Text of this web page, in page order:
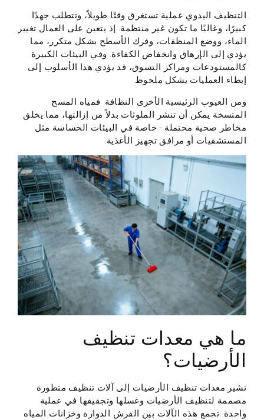
التنظيف اليدوي عملية تستغرق وقتًا طويلاً، وتتطلب جهدًا
كبيرًا، وغالبًا ما تكون غير منتظمة. إذ يتعين على العمال تغيير
الماء، ووضع المنظفات، وفرك الأسطح بشكل متكرر، مما
يؤدي إلى الإرهاق وانخفاض الكفاءة. وفي البيئات الكبيرة
كالمستودعات ومراكز التسوق، قد يؤدي هذا الأسلوب إلى
إبطاء العمليات بشكل ملحوظ.
ومن العيوب الرئيسية الأخرى النظافة. فمياه المسح
المتسخة يمكن أن تنشر الملوثات بدلاً من إزالتها، مما يخلق
مخاطر صحية محتملة - خاصة في البيئات الحساسة مثل
المستشفيات أو مرافق تجهيز الأغذية.
ما هي معدات تنظيف
الأرضيات؟
تشير معدات تنظيف الأرضيات إلى آلات تنظيف متطورة
مصممة لتنظيف الأرضيات وغسلها وتجفيفها في عملية
واحدة. تجمع هذه الآلات بين الفرش الدوارة وخزانات المياه